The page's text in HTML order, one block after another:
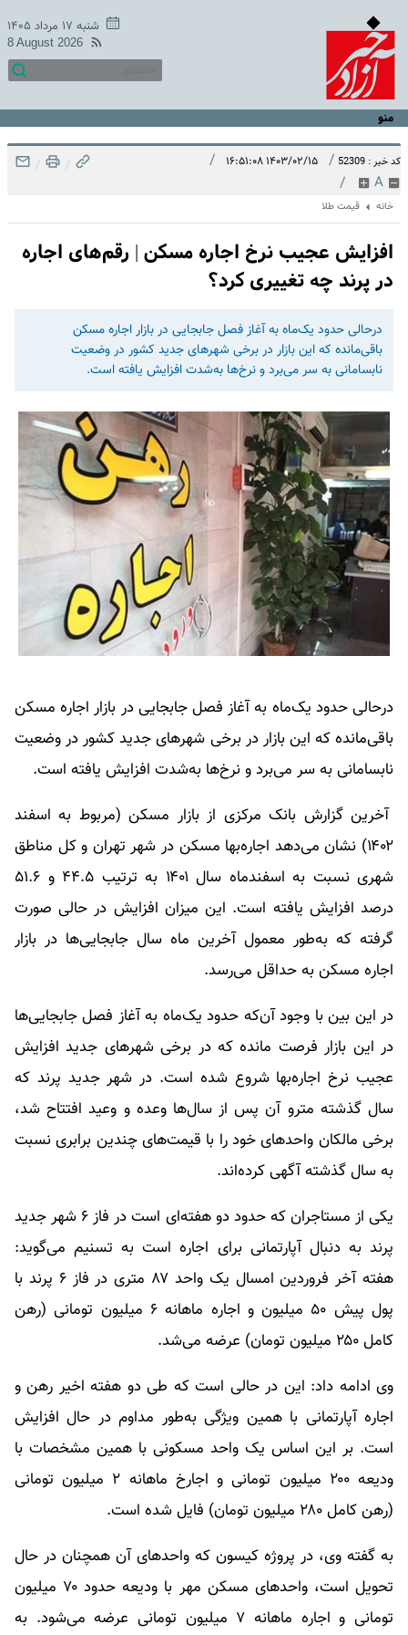
شنبه ۱۷ مرداد ۱۴۰۵
8 August 2026
منو
کد خبر : 52309 / ۱۴۰۳/۰۲/۱۵ ۱۶:۵۱:۰۸ /
A
/
/
/
خانه قیمت طلا
افزایش عجیب نرخ اجاره مسکن | رقم‌های اجاره
در پرند چه تغییری کرد؟
درحالی حدود یک‌ماه به آغاز فصل جابجایی در بازار اجاره مسکن
باقی‌مانده که این بازار در برخی شهرهای جدید کشور در وضعیت
نابسامانی به سر می‌برد و نرخ‌ها به‌شدت افزایش یافته است.
درحالی حدود یک‌ماه به آغاز فصل جابجایی در بازار اجاره مسکن
باقی‌مانده که این بازار در برخی شهرهای جدید کشور در وضعیت
نابسامانی به سر می‌برد و نرخ‌ها به‌شدت افزایش یافته است.
آخرین گزارش بانک مرکزی از بازار مسکن (مربوط به اسفند
۱۴۰۲) نشان می‌دهد اجاره‌بها مسکن در شهر تهران و کل مناطق
شهری نسبت به اسفندماه سال ۱۴۰۱ به ترتیب ۴۴.۵ و ۵۱.۶
درصد افزایش یافته است. این میزان افزایش در حالی صورت
گرفته که به‌طور معمول آخرین ماه سال جابجایی‌ها در بازار
اجاره مسکن به حداقل می‌رسد.
در این بین با وجود آن‌که حدود یک‌ماه به آغاز فصل جابجایی‌ها
در این بازار فرصت مانده که در برخی شهرهای جدید افزایش
عجیب نرخ اجاره‌بها شروع شده است. در شهر جدید پرند که
سال گذشته مترو آن پس از سال‌ها وعده و وعید افتتاح شد،
برخی مالکان واحدهای خود را با قیمت‌های چندین برابری نسبت
به سال گذشته آگهی کرده‌اند.
یکی از مستاجران که حدود دو هفته‌ای است در فاز ۶ شهر جدید
پرند به دنبال آپارتمانی برای اجاره است به تسنیم می‌گوید:
هفته آخر فروردین امسال یک واحد ۸۷ متری در فاز ۶ پرند با
پول پیش ۵۰ میلیون و اجاره ماهانه ۶ میلیون تومانی (رهن
کامل ۲۵۰ میلیون تومان)‌ عرضه می‌شد.
وی ادامه داد: این در حالی است که طی دو هفته اخیر رهن و
اجاره آپارتمانی با همین ویژگی به‌طور مداوم در حال افزایش
است. بر این اساس یک واحد مسکونی با همین مشخصات با
ودیعه ۲۰۰ میلیون تومانی و اجارخ ماهانه ۲ میلیون تومانی
(رهن کامل ۲۸۰ میلیون تومان) فایل شده است.
به گفته وی، در پروژه کیسون که واحدهای آن همچنان در حال
تحویل است، واحدهای مسکن مهر با ودیعه حدود ۷۰ میلیون
تومانی و اجاره ماهانه ۷ میلیون تومانی عرضه می‌شود. به